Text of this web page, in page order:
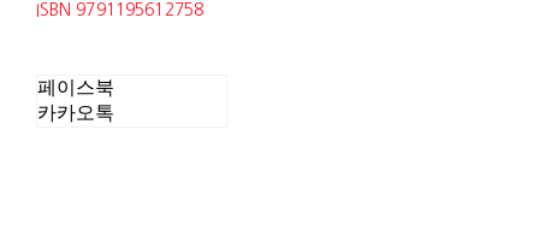
ISBN 9791195612758
페이스북
카카오톡